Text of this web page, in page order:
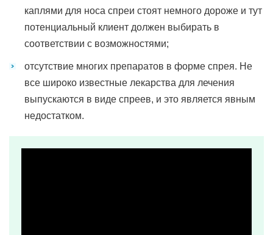
каплями для носа спреи стоят немного дороже и тут
потенциальный клиент должен выбирать в
соответствии с возможностями;
отсутствие многих препаратов в форме спрея. Не
все широко известные лекарства для лечения
выпускаются в виде спреев, и это является явным
недостатком.